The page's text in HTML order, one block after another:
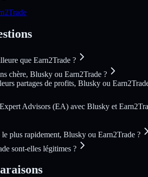
que Earn2Trade ?
chère, Blusky ou Earn2Trade ?
partages de profits, Blusky ou
Advisors (EA) avec Blusky et
plus rapidement, Blusky ou Earn2Trade ?
sont-elles légitimes ?